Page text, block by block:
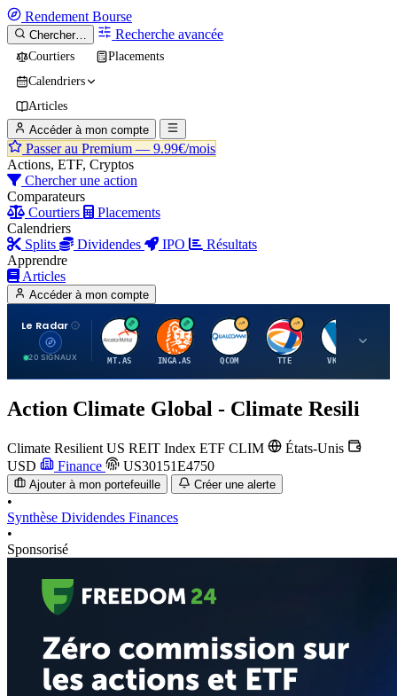
Rendement Bourse
Chercher… Recherche avancée
Courtiers
Placements
Calendriers
Articles
Accéder à mon compte
Passer au Premium — 9.99€/mois
Actions, ETF, Cryptos
Chercher une action
Comparateurs
Courtiers
Placements
Calendriers
Splits
Dividendes IPO
Résultats
Apprendre
Articles
Accéder à mon compte
Le Radar
20 SIGNAUX
A
MT.AS
I
INGA.AS
Q
QCOM
T
TTE VK.PA
Action Climate Global - Climate Resili
Climate Resilient US REIT Index ETF CLIM
États-Unis
USD
Finance US30151E4750
Ajouter à mon portefeuille Créer une alerte
•
Synthèse Dividendes Finances
•
Sponsorisé